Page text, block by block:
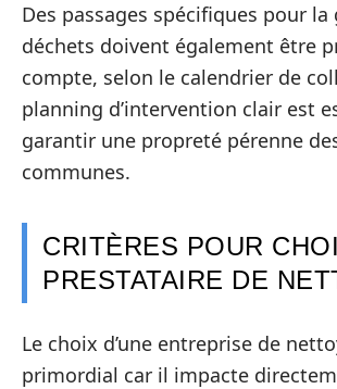
Des passages spécifiques pour la
déchets doivent également être
compte, selon le calendrier de
planning d’intervention clair est
garantir une propreté pérenne
communes.
CRITÈRES POUR
PRESTATAIRE DE
Le choix d’une entreprise de
primordial car il impacte